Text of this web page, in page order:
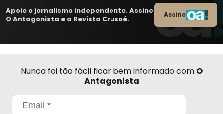
Apoie o jornalismo independente. Assine
O Antagonista e a Revista Crusoé.
Assine
Nunca foi tão fácil ficar bem informado com O
Antagonista